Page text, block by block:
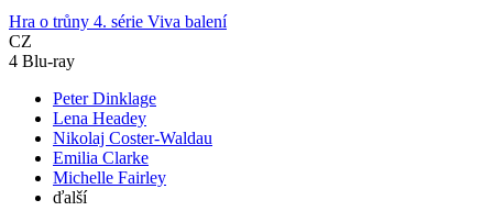
Hra o trůny 4. série Viva balení
CZ
4 Blu-ray
Peter Dinklage
Lena Headey
Nikolaj Coster-Waldau
Emilia Clarke
Michelle Fairley
ďalší